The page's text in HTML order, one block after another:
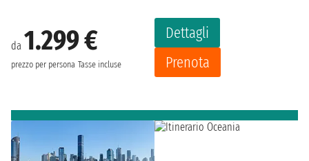
da 1.299 €
prezzo per persona Tasse incluse
Dettagli
Prenota